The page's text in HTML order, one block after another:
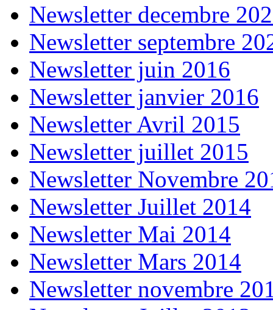
Newsletter decembre
Newsletter septembre
Newsletter juin 2016
Newsletter janvier 2016
Newsletter Avril 2015
Newsletter juillet 2015
Newsletter Novembre
Newsletter Juillet 2014
Newsletter Mai 2014
Newsletter Mars 2014
Newsletter novembre